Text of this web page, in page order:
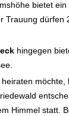
bietet
Trauung dürfen
hingegen
möchte,
Himmel statt.